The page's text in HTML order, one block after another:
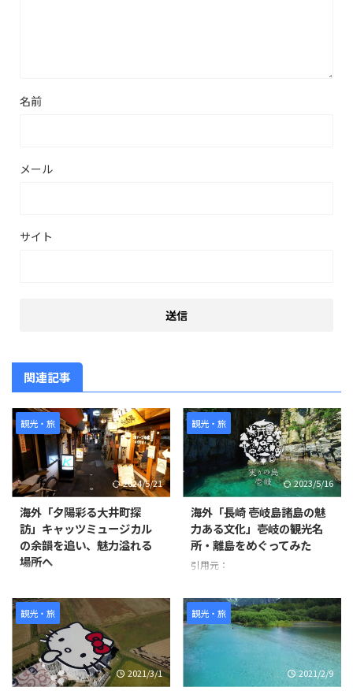
名前
メール
サイト
関連記事
観光・旅
2024/5/21
海外「夕陽彩る大井町探
訪」キャッツミュージカル
の余韻を追い、魅力溢れる
場所へ
ージカルを見に来た際にこの場所
を発見し、夕陽が美しくなる時間
帯に撮影を始めました。 ビデオ
の中ではJR大井町駅東口から始
まり、キャッツシアターやお洒落
な飲食店街、住宅地、商店街など
観光・旅
2023/5/16
海外「長崎 壱岐島諸島の魅
力ある文化」壱岐の観光名
所・離島をめぐってみた
引用元：
h?v=oXvKV3g77Yk 世界の反応
観光・旅
2021/3/1
観光・旅
2021/2/9